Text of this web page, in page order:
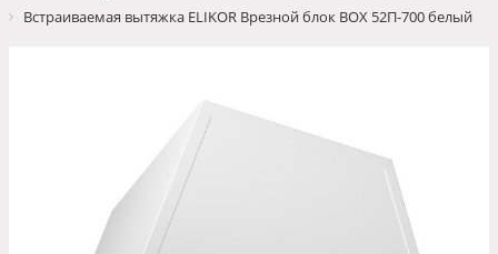
Встраиваемая вытяжка ELIKOR Врезной блок BOX 52П-700 белый